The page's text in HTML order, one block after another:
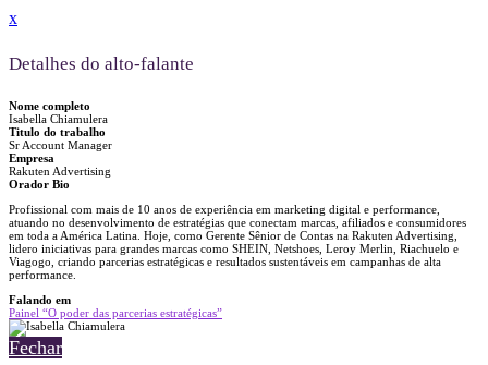
x
Detalhes do alto-falante
Nome completo
Isabella Chiamulera
Titulo do trabalho
Sr Account Manager
Empresa
Rakuten Advertising
Orador Bio
Profissional com mais de 10 anos de experiência em marketing digital e performance,
atuando no desenvolvimento de estratégias que conectam marcas, afiliados e consumidores
em toda a América Latina. Hoje, como Gerente Sênior de Contas na Rakuten Advertising,
lidero iniciativas para grandes marcas como SHEIN, Netshoes, Leroy Merlin, Riachuelo e
Viagogo, criando parcerias estratégicas e resultados sustentáveis em campanhas de alta
performance.
Falando em
Painel “O poder das parcerias estratégicas”
Fechar